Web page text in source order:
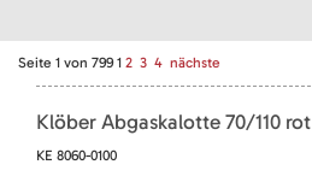
Seite 1 von 799 1 2 3 4 nächste
Klöber Abgaskalotte 70/110 rot
KE 8060-0100